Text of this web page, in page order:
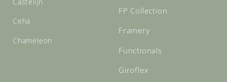
Ceha
Chameleon
FP Collection
Framery
Functionals
Giroflex